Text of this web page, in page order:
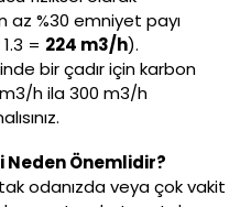
az %30 emniyet payı
= 224 m3/h).
bir çadır için karbon
h ila 300 m3/h
Neden Önemlidir?
odanızda veya çok vakit